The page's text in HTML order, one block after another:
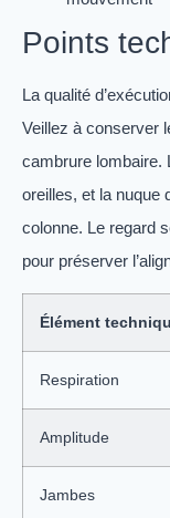
Points
La qualité
Veillez à conserver
cambrure lombaire.
oreilles, et la nuque
colonne. Le regard
pour préserver
Élément
Respiration
Amplitude
Jambes